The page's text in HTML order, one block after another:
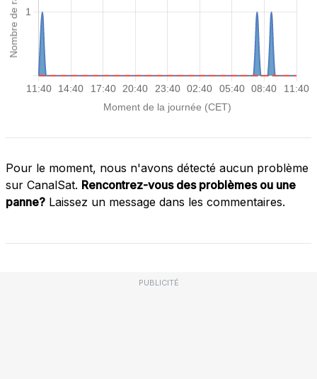
Pour le moment, nous n'avons détecté aucun problème
sur CanalSat. Rencontrez-vous des problèmes ou une
panne? Laissez un message dans les commentaires.
PUBLICITÉ